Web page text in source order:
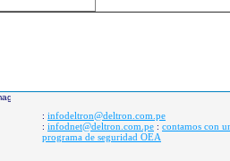
: infodeltron@deltron.com.pe
: infodnet@deltron.com.pe : contamos con
programa de seguridad OEA